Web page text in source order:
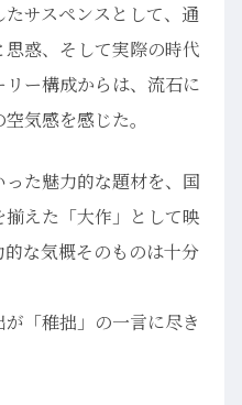
サスペンスとして、通
惑、そして実際の時代
ー構成からは、流石に
気感を感じた。
た魅力的な題材を、国
えた「大作」として映
な気概そのものは十分
「稚拙」の一言に尽き